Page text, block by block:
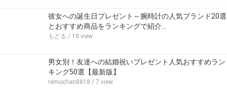
彼女への誕生日プレゼント～腕時計の人気ブランド20選
とおすすめ商品をランキングで紹介…
もどる / 18 view
男女別！友達への結婚祝いプレゼント人気おすすめラン
キング50選【最新版】
remochan8818 / 7 view